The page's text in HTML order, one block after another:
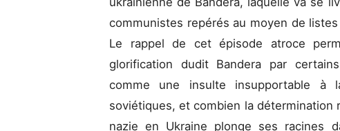
communistes repérés au moyen de
Le rappel de cet épisode atroce
glorification dudit Bandera par
comme une insulte insupportable à
soviétiques, et combien la
nazie en Ukraine plonge ses racines